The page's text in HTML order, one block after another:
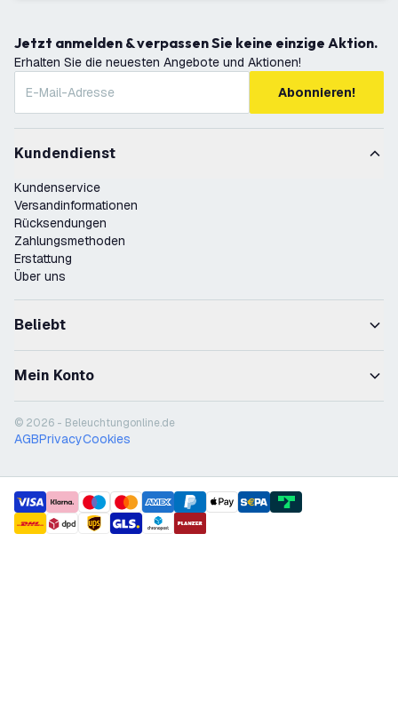
Jetzt anmelden & verpassen Sie keine einzige Aktion.
Erhalten Sie die neuesten Angebote und Aktionen!
Abonnieren!
Kundendienst
Kundenservice
Versandinformationen
Rücksendungen
Zahlungsmethoden
Erstattung
Über uns
Beliebt
Mein Konto
© 2026 - Beleuchtungonline.de
AGBPrivacyCookies
payment methods
shipment methods